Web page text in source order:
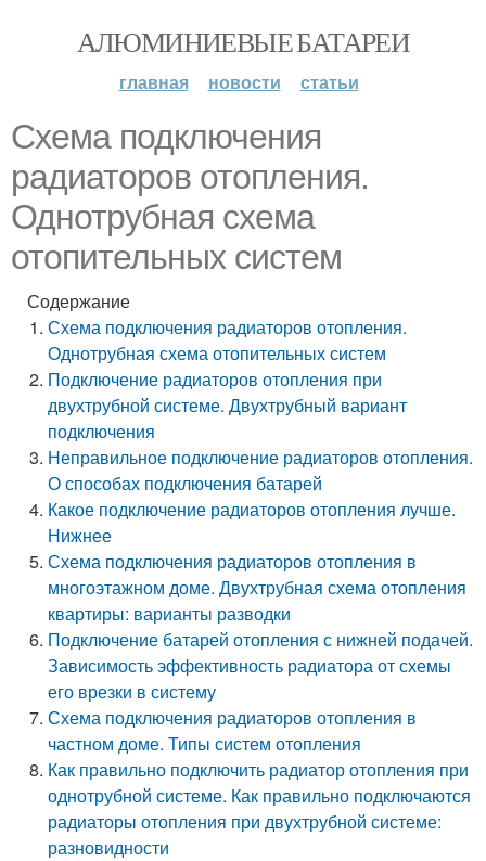
АЛЮМИНИЕВЫЕ БАТАРЕИ
главная новости статьи
Схема подключения
радиаторов отопления.
Однотрубная схема
отопительных систем
Содержание
Схема подключения радиаторов отопления.
Однотрубная схема отопительных систем
Подключение радиаторов отопления при
двухтрубной системе. Двухтрубный вариант
подключения
Неправильное подключение радиаторов отопления.
О способах подключения батарей
Какое подключение радиаторов отопления лучше.
Нижнее
Схема подключения радиаторов отопления в
многоэтажном доме. Двухтрубная схема отопления
квартиры: варианты разводки
Подключение батарей отопления с нижней подачей.
Зависимость эффективность радиатора от схемы
его врезки в систему
Схема подключения радиаторов отопления в
частном доме. Типы систем отопления
Как правильно подключить радиатор отопления при
однотрубной системе. Как правильно подключаются
радиаторы отопления при двухтрубной системе:
разновидности